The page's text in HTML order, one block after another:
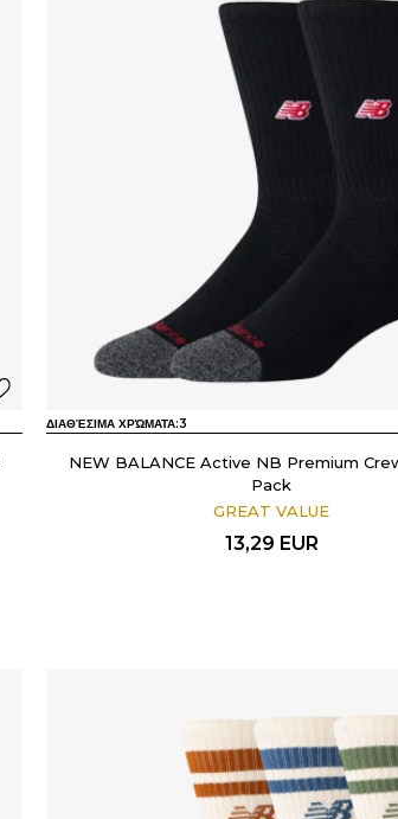
ΔΙΑΘΈΣΙΜΑ ΧΡΏΜΑΤΑ:3
NEW BALANCE Active NB Premium
Pack
GREAT VALUE
13,29 EUR